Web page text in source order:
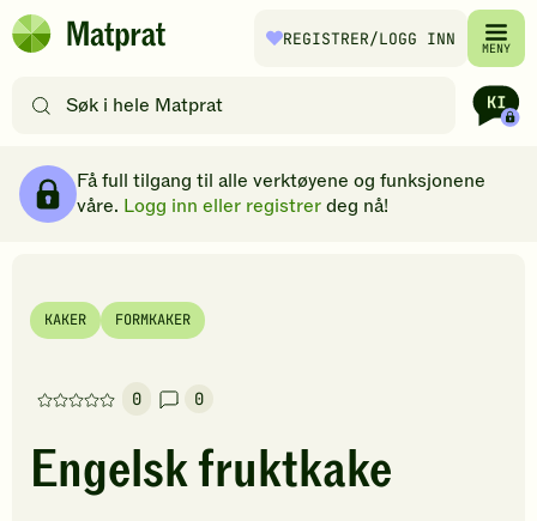
Hopp til hovedinnhold
Matprat
REGISTRER/LOGG INN MENY
etter
filtre
Få full tilgang til alle verktøyene og funksjonene
våre. Logg inn eller registrerdeg nå!
KAKER FORMKAKER
0
Denne
har
foreløpig
0
Engelsk fruktkake